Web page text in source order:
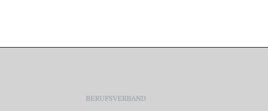
BERUFSVERBAND